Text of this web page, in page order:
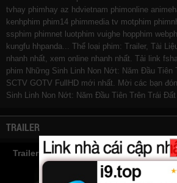
tvhay phimhay az hdvietnam phimonline
kenhphim phim14 phimmedia tv motphim
ssphim phimnet luotphim vuighe hopphim
kungfu hhpanda ... Thể loại phim: Trailer, Tài
nhanh nhất, xem online nhanh nhất. Tải link
phim Những Sinh Linh Non Nớt: Năm Đầu Tiên
SCTV GOTV FullHD mới nhất. Mời các bạn
Sinh Linh Non Nớt: Năm Đầu Tiên Trên Trái Đất
TRAILER